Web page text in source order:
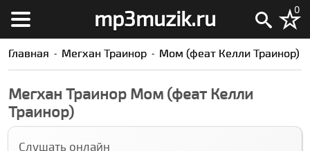
mp3muzik.ru 0
Главная Мегхан Траинор Мом (феат Келли Траинор)
Мегхан Траинор Мом (феат Келли
Траинор)
Слушать онлайн